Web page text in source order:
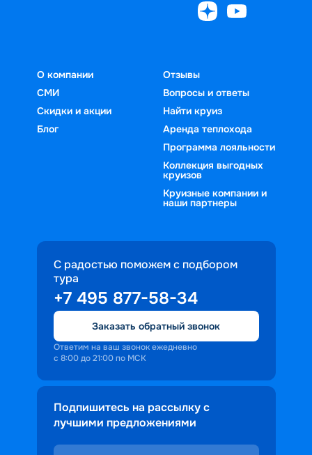
О компании
СМИ
Скидки и акции
Блог
Отзывы
Вопросы и ответы
Найти круиз
Аренда теплохода
Программа лояльности
Коллекция выгодных
круизов
Круизные компании и
наши партнеры
С радостью поможем с подбором
тура
+7 495 877-58-34
Заказать обратный звонок
Ответим на ваш звонок ежедневно
с 8:00 до 21:00 по МСК
Подпишитесь на рассылку с
лучшими предложениями